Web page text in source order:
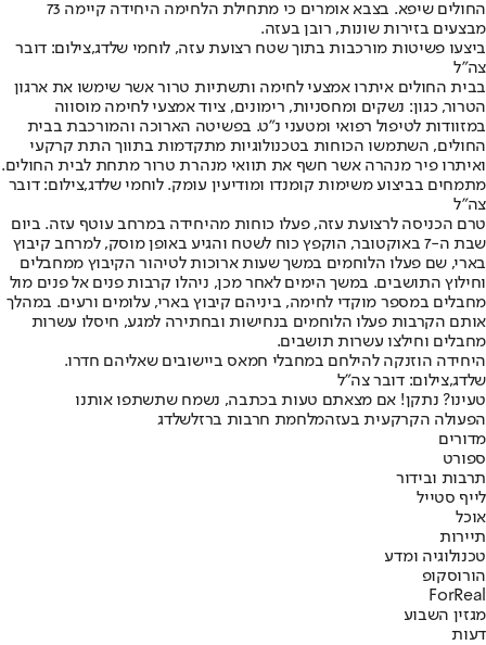
החולים שיפא. בצבא אומרים כי מתחילת הלחימה היחידה קיימה 73
מבצעים בזירות שונות, רובן בעזה.
ביצעו פשיטות מורכבות בתוך שטח רצועת עזה, לוחמי שלדג,צילום: דובר
צה"ל
בבית החולים איתרו אמצעי לחימה ותשתיות טרור אשר שימשו את ארגון
הטרור, כגון: נשקים ומחסניות, רימונים, ציוד אמצעי לחימה מוסווה
במזוודות לטיפול רפואי ומטעני נ״ט. בפשיטה הארוכה והמורכבת בבית
החולים, השתמשו הכוחות בטכנולוגיות מתקדמות בתווך התת קרקעי
ואיתרו פיר מנהרה אשר חשף את תוואי מנהרת טרור מתחת לבית החולים.
מתמחים בביצוע משימות קומנדו ומודיעין עומק. לוחמי שלדג,צילום: דובר
צה"ל
טרם הכניסה לרצועת עזה, פעלו כוחות מהיחידה במרחב עוטף עזה. ביום
שבת ה-7 באוקטובר, הוקפץ כוח לשטח והגיע באופן מוסק, למרחב קיבוץ
בארי, שם פעלו הלוחמים במשך שעות ארוכות לטיהור הקיבוץ ממחבלים
וחילוץ התושבים. במשך הימים לאחר מכן, ניהלו קרבות פנים אל פנים מול
מחבלים במספר מוקדי לחימה, ביניהם קיבוץ בארי, עלומים ורעים. במהלך
אותם הקרבות פעלו הלוחמים בנחישות ובחתירה למגע, חיסלו עשרות
מחבלים וחילצו עשרות תושבים.
היחידה הוזנקה להילחם במחבלי חמאס ביישובים שאליהם חדרו.
שלדג,צילום: דובר צה"ל
טעינו? נתקן! אם מצאתם טעות בכתבה, נשמח שתשתפו אותנו
הפעולה הקרקעית בעזהמלחמת חרבות ברזלשלדג
מדורים
ספורט
תרבות ובידור
לייף סטייל
אוכל
תיירות
טכנולוגיה ומדע
הורוסקופ
ForReal
מגזין השבוע
דעות